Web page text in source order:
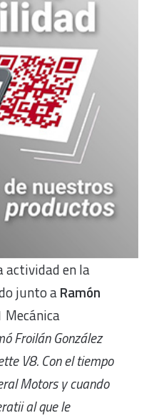
actividad en la
junto aRamón
Mecánica
Froilán González
V8. Con el tiempo
Motors y cuando
al que le